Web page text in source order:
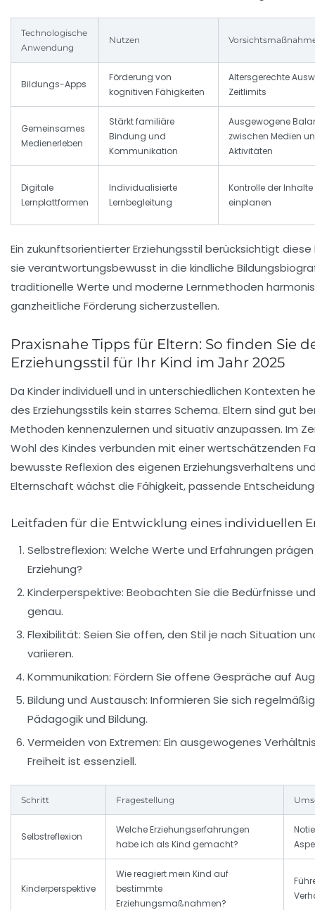
Technologische
Anwendung
Nutzen
Bildungs-Apps
Förderung von
kognitiven Fähigkeiten
Altersgerechte
Zeitlimits
Gemeinsames
Medienerleben
Stärkt familiäre
Bindung und
Kommunikation
Ausgewogene
zwischen Medien
Aktivitäten
Digitale
Lernplattformen
Individualisierte
Lernbegleitung
Kontrolle der
einplanen
Ein zukunftsorientierter Erziehungsstil berücksichtigt
sie verantwortungsbewusst in die kindliche
traditionelle Werte und moderne Lernmethoden
ganzheitliche Förderung sicherzustellen.
Praxisnahe Tipps für Eltern: So finden Sie
Erziehungsstil für Ihr Kind im Jahr 2025
Da Kinder individuell und in unterschiedlichen Kontexten
des Erziehungsstils kein starres Schema. Eltern sind gut
Methoden kennenzulernen und situativ anzupassen. Im
Wohl des Kindes verbunden mit einer wertschätzenden
bewusste Reflexion des eigenen Erziehungsverhaltens
Elternschaft wächst die Fähigkeit, passende
Leitfaden für die Entwicklung eines individuellen
Selbstreflexion: Welche Werte und Erfahrungen prägen
Erziehung?
Kinderperspektive: Beobachten Sie die Bedürfnisse
genau.
Flexibilität: Seien Sie offen, den Stil je nach Situation
variieren.
Kommunikation: Fördern Sie offene Gespräche auf
Bildung und Austausch: Informieren Sie sich
Pädagogik und Bildung.
Vermeiden von Extremen: Ein ausgewogenes
Freiheit ist essenziell.
Schritt Fragestellung
Selbstreflexion
Welche Erziehungserfahrungen
habe ich als Kind gemacht?
Kinderperspektive
Wie reagiert mein Kind auf
bestimmte
Erziehungsmaßnahmen?